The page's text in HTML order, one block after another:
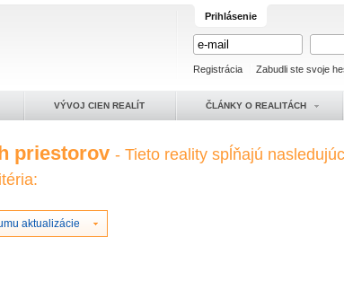
Prihlásenie
Registrácia Zabudli ste svoje
VÝVOJ CIEN REALÍT ČLÁNKY O REALITÁCH
priestorov- Tieto reality spĺňajú
aktualizácie